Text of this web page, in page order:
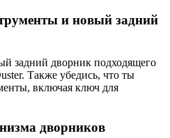
и новый задний
задний дворник подходящего
Также убедись, что ты
включая ключ для
дворников